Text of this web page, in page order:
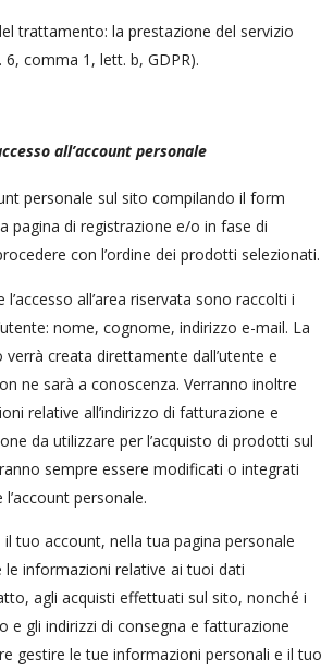
trattamento: la prestazione del servizio
comma 1, lett. b, GDPR).
all’account personale
personale sul sito compilando il form
pagina di registrazione e/o in fase di
con l’ordine dei prodotti selezionati.
all’area riservata sono raccolti i
nome, cognome, indirizzo e-mail. La
creata direttamente dall’utente e
ne sarà a conoscenza. Verranno inoltre
relative all’indirizzo di fatturazione e
da utilizzare per l’acquisto di prodotti sul
sempre essere modificati o integrati
personale.
tuo account, nella tua pagina personale
le informazioni relative ai tuoi dati
agli acquisti effettuati sul sito, nonché i
e gli indirizzi di consegna e fatturazione
gestire le tue informazioni personali e il tuo